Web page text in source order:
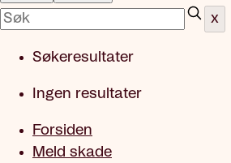
x
Søkeresultater
Ingen resultater
Forsiden
Meld skade